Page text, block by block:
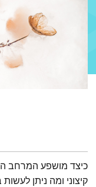
תמצית הפודקאסט
כיצד מושפע המרחב
קיצוני ומה ניתן